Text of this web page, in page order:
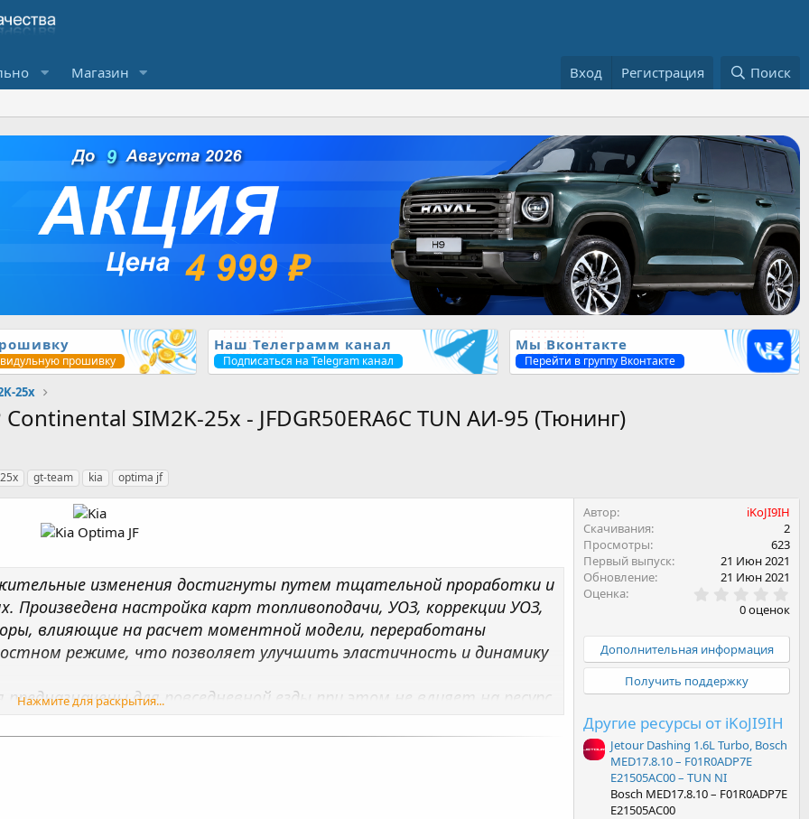
Магазин Вход Регистрация Поиск
прошивку
Наш Телеграмм канал
Подписаться на Telegram канал
Мы Вконтакте
Перейти в группу Вконтакте
25x
Continental SIM2K-25x - JFDGR50ERA6C TUN АИ-95 (Тюнинг)
gt-team kia optima jf
изменения достигнуты путем тщательной проработки и
настройка карт топливоподачи, УОЗ, коррекции УОЗ,
влияющие на расчет моментной модели, переработаны
режиме, что позволяет улучшить эластичность и динамику
для повседневной езды при этом не влияет на ресурс
программа позволяет продлить срок службы ДВС. Для атмосферных
примерно 7–12% и зависит от состояния двигателя,
не ниже АИ-95.
Нажмите для раскрытия...
Автор
iKoJI9IH
Скачивания
2
Просмотры
623
Первый выпуск
21 Июн 2021
Обновление
21 Июн 2021
Оценка
.
0
0
в
ё
з
0 оценок
Дополнительная информация
Получить поддержку
Другие ресурсы от iKoJI9IH
Jetour Dashing 1.6L Turbo, Bosch
MED17.8.10 – F01R0ADP7E
E21505AC00 – TUN NI
Bosch MED17.8.10 – F01R0ADP7E
E21505AC00